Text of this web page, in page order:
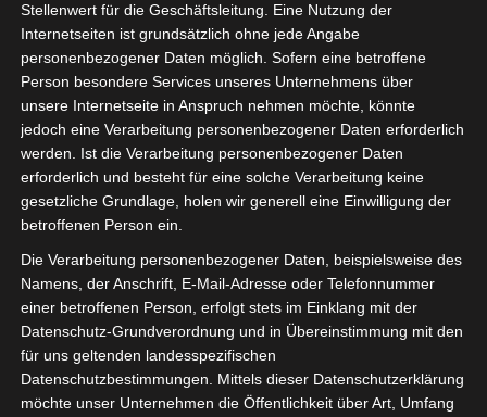
FAMILIENURLAUB
Wellness
Suite auf
der Aida
25. August 2019
Hallo meine Lieben,
was für ein fantastischer Sonntag. Heute
Nachmittag habe ich uns einen leckeren
Pflaumenkuchen gebacken. Das Rezept
stelle ich demnächst noch online. Die Kids
Stellenwert für die Geschäftsleitung. Eine Nutzung der
Internetseiten ist grundsätzlich ohne jede Angabe
personenbezogener Daten möglich. Sofern eine betroffene
Person besondere Services unseres Unternehmens über
unsere Internetseite in Anspruch nehmen möchte, könnte
jedoch eine Verarbeitung personenbezogener Daten erforderlich
werden. Ist die Verarbeitung personenbezogener Daten
erforderlich und besteht für eine solche Verarbeitung keine
gesetzliche Grundlage, holen wir generell eine Einwilligung der
betroffenen Person ein.
Die Verarbeitung personenbezogener Daten, beispielsweise des
Namens, der Anschrift, E-Mail-Adresse oder Telefonnummer
einer betroffenen Person, erfolgt stets im Einklang mit der
Datenschutz-Grundverordnung und in Übereinstimmung mit den
für uns geltenden landesspezifischen
Datenschutzbestimmungen. Mittels dieser Datenschutzerklärung
möchte unser Unternehmen die Öffentlichkeit über Art, Umfang